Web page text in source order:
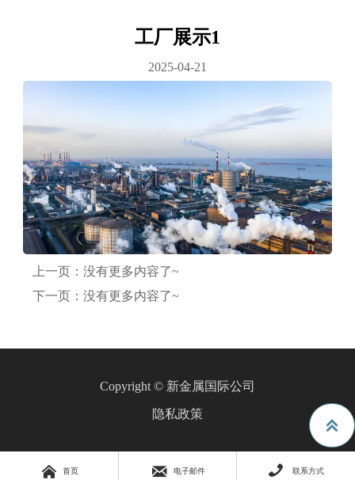
工厂展示1
2025-04-21
上一页：没有更多内容了~
下一页：没有更多内容了~
Copyright © 新金属国际公司
隐私政策
 首页  电子邮件  联系方式
